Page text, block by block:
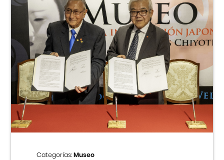
Categorías:Museo